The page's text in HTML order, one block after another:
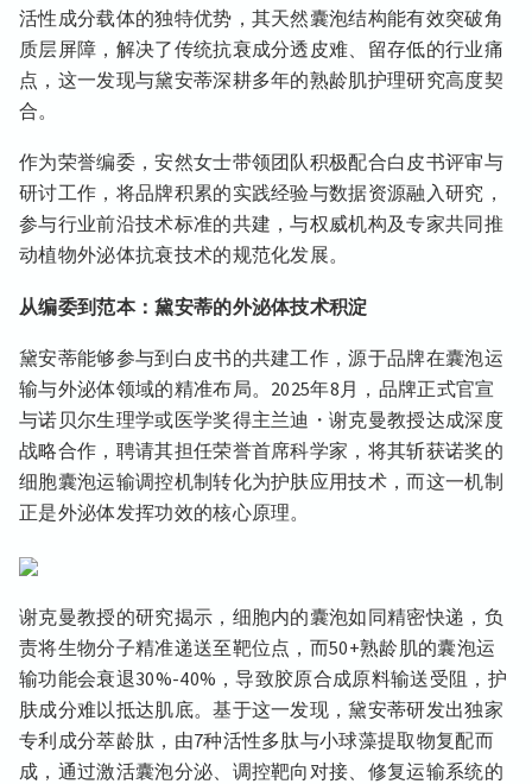
活性成分载体的独特优势，其天然囊泡结构能有效突破角
质层屏障，解决了传统抗衰成分透皮难、留存低的行业痛
点，这一发现与黛安蒂深耕多年的熟龄肌护理研究高度契
合。
作为荣誉编委，安然女士带领团队积极配合白皮书评审与
研讨工作，将品牌积累的实践经验与数据资源融入研究，
参与行业前沿技术标准的共建，与权威机构及专家共同推
动植物外泌体抗衰技术的规范化发展。
从编委到范本：黛安蒂的外泌体技术积淀
黛安蒂能够参与到白皮书的共建工作，源于品牌在囊泡运
输与外泌体领域的精准布局。2025年8月，品牌正式官宣
与诺贝尔生理学或医学奖得主兰迪・谢克曼教授达成深度
战略合作，聘请其担任荣誉首席科学家，将其斩获诺奖的
细胞囊泡运输调控机制转化为护肤应用技术，而这一机制
正是外泌体发挥功效的核心原理。
谢克曼教授的研究揭示，细胞内的囊泡如同精密快递，负
责将生物分子精准递送至靶位点，而50+熟龄肌的囊泡运
输功能会衰退30%-40%，导致胶原合成原料输送受阻，护
肤成分难以抵达肌底。基于这一发现，黛安蒂研发出独家
专利成分萃龄肽，由7种活性多肽与小球藻提取物复配而
成，通过激活囊泡分泌、调控靶向对接、修复运输系统的